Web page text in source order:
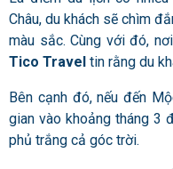
Châu, du khách sẽ chìm
màu sắc. Cùng với đó,
Tico Travel tin rằng du
Bên cạnh đó, nếu đến
gian vào khoảng tháng 3
phủ trắng cả góc trời.